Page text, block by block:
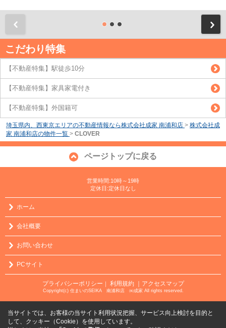
こだわり特集
【不動産特集】駅徒歩10分
【不動産特集】家具家電付き
【不動産特集】外国籍可
埼玉県内、西東京エリアの不動産情報なら株式会社成家 南浦和店 > 株式会社成
家 南浦和店の物件一覧 > CLOVER
ページトップに戻る
営業時間:10時～19時
定休日:定休日なし
ホーム
会社概要
お問い合わせ
PCサイト
プライバシーポリシー 利用規約 ｜アクセスマップ
Copyright(c) 住まいのSEIKA 南浦和店 ㈱成家 All rights reserved.
当サイトでは、お客様の当サイト利用状況把握、サービス向上検討を目的と
して、クッキー（Cookie）を使用しています。